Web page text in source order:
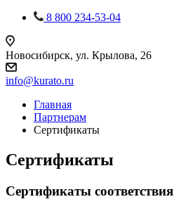
8 800 234-53-04
Новосибирск, ул. Крылова, 26
info@kurato.ru
Главная
Партнерам
Сертификаты
Сертификаты
Сертификаты соответствия